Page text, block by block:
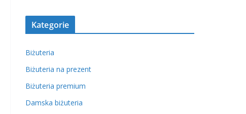
Kategorie
Biżuteria
Biżuteria na prezent
Biżuteria premium
Damska biżuteria